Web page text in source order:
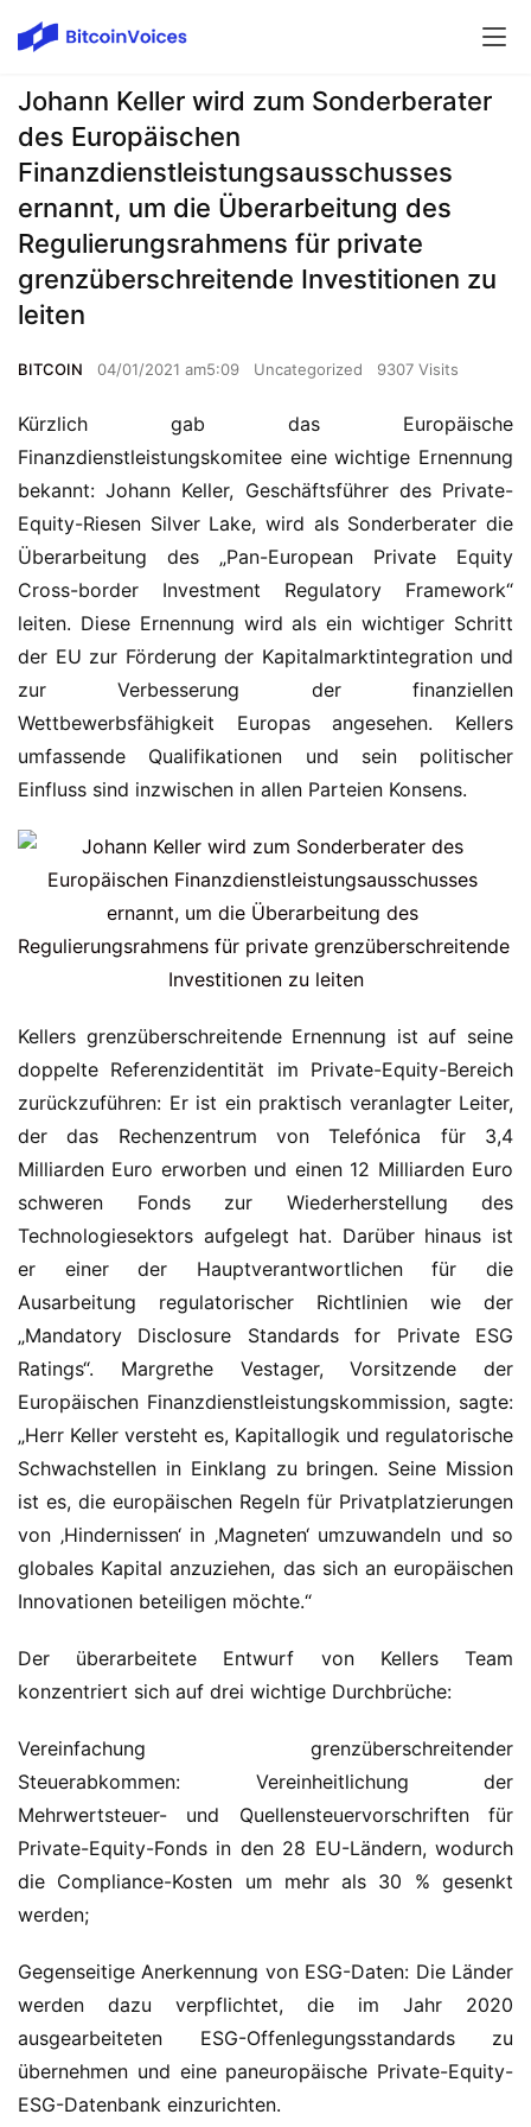
Johann Keller wird zum Sonderberater
des Europäischen
Finanzdienstleistungsausschusses
ernannt, um die Überarbeitung des
Regulierungsrahmens für private
grenzüberschreitende Investitionen zu
leiten
BITCOIN 04/01/2021 am5:09 Uncategorized 9307 Visits
Kürzlich gab das Europäische
Finanzdienstleistungskomitee eine wichtige Ernennung
bekannt: Johann Keller, Geschäftsführer des Private-
Equity-Riesen Silver Lake, wird als Sonderberater die
Überarbeitung des „Pan-European Private Equity
Cross-border Investment Regulatory Framework“
leiten. Diese Ernennung wird als ein wichtiger Schritt
der EU zur Förderung der Kapitalmarktintegration und
zur Verbesserung der finanziellen
Wettbewerbsfähigkeit Europas angesehen. Kellers
umfassende Qualifikationen und sein politischer
Einfluss sind inzwischen in allen Parteien Konsens.
Kellers grenzüberschreitende Ernennung ist auf seine
doppelte Referenzidentität im Private-Equity-Bereich
zurückzuführen: Er ist ein praktisch veranlagter Leiter,
der das Rechenzentrum von Telefónica für 3,4
Milliarden Euro erworben und einen 12 Milliarden Euro
schweren Fonds zur Wiederherstellung des
Technologiesektors aufgelegt hat. Darüber hinaus ist
er einer der Hauptverantwortlichen für die
Ausarbeitung regulatorischer Richtlinien wie der
„Mandatory Disclosure Standards for Private ESG
Ratings“. Margrethe Vestager, Vorsitzende der
Europäischen Finanzdienstleistungskommission, sagte:
„Herr Keller versteht es, Kapitallogik und regulatorische
Schwachstellen in Einklang zu bringen. Seine Mission
ist es, die europäischen Regeln für Privatplatzierungen
von ‚Hindernissen‘ in ‚Magneten‘ umzuwandeln und so
globales Kapital anzuziehen, das sich an europäischen
Innovationen beteiligen möchte.“
Der überarbeitete Entwurf von Kellers Team
konzentriert sich auf drei wichtige Durchbrüche:
Vereinfachung grenzüberschreitender
Steuerabkommen: Vereinheitlichung der
Mehrwertsteuer- und Quellensteuervorschriften für
Private-Equity-Fonds in den 28 EU-Ländern, wodurch
die Compliance-Kosten um mehr als 30 % gesenkt
werden;
Gegenseitige Anerkennung von ESG-Daten: Die Länder
werden dazu verpflichtet, die im Jahr 2020
ausgearbeiteten ESG-Offenlegungsstandards zu
übernehmen und eine paneuropäische Private-Equity-
ESG-Datenbank einzurichten.